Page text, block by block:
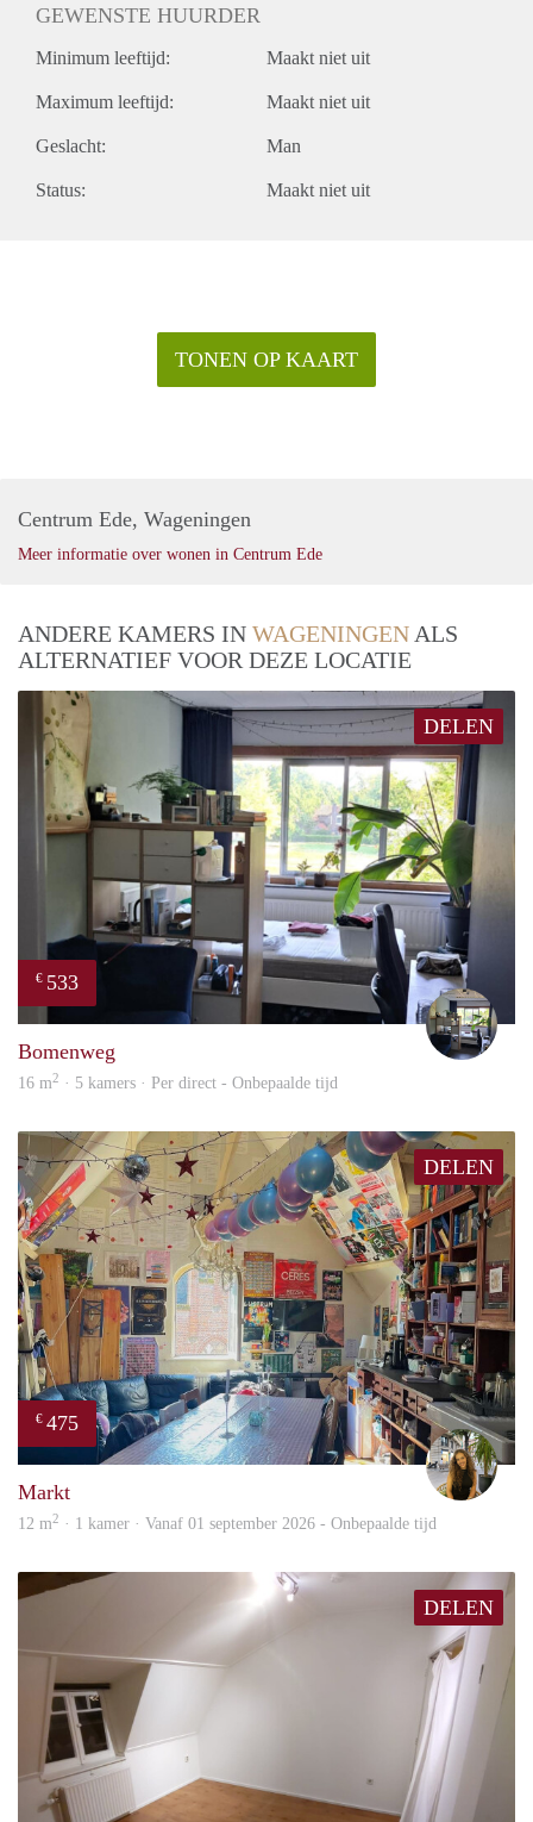
GEWENSTE HUURDER
Minimum leeftijd: Maakt niet uit
Maximum leeftijd: Maakt niet uit
Geslacht: Man
Status: Maakt niet uit
TONEN OP KAART
Centrum Ede, Wageningen
Meer informatie over wonen in Centrum Ede
ANDERE KAMERS IN WAGENINGEN ALS
ALTERNATIEF VOOR DEZE LOCATIE
DELEN
€ 533
Bomenweg
16 m2 · 5 kamers · Per direct - Onbepaalde tijd
DELEN
€ 475
Qiara
Markt
12 m2 · 1 kamer · Vanaf 01 september 2026 - Onbepaalde tijd
DELEN